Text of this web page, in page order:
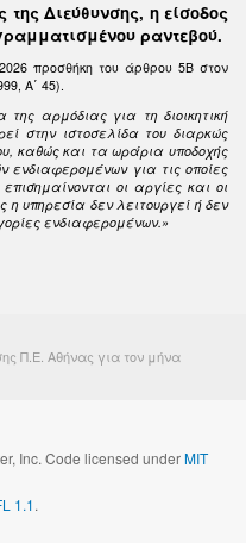
Διεύθυνσης, η είσοδος
ραντεβού.
προσθήκη του άρθρου 5Β στον
Α΄ 45).
αρμόδιας για τη διοικητική
στην ιστοσελίδα του διαρκώς
καθώς και τα ωράρια υποδοχής
ενδιαφερομένων για τις οποίες
οι αργίες και οι
η υπηρεσία δεν λειτουργεί ή δεν
ενδιαφερομένων.»
Π.Ε. Αθήνας για τον μήνα
Inc. Code licensed underMIT
1.1.